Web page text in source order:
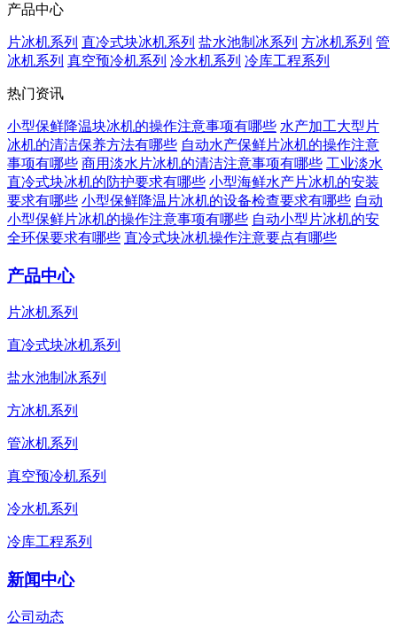
产品中心
片冰机系列 直冷式块冰机系列 盐水池制冰系列 方冰机系列 管
冰机系列 真空预冷机系列 冷水机系列 冷库工程系列
热门资讯
小型保鲜降温块冰机的操作注意事项有哪些 水产加工大型片
冰机的清洁保养方法有哪些 自动水产保鲜片冰机的操作注意
事项有哪些 商用淡水片冰机的清洁注意事项有哪些 工业淡水
直冷式块冰机的防护要求有哪些 小型海鲜水产片冰机的安装
要求有哪些 小型保鲜降温片冰机的设备检查要求有哪些 自动
小型保鲜片冰机的操作注意事项有哪些 自动小型片冰机的安
全环保要求有哪些 直冷式块冰机操作注意要点有哪些
产品中心
片冰机系列
直冷式块冰机系列
盐水池制冰系列
方冰机系列
管冰机系列
真空预冷机系列
冷水机系列
冷库工程系列
新闻中心
公司动态